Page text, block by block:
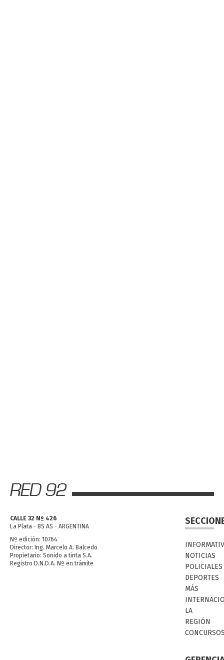
CALLE 32 Nº 426
La Plata - BS AS - ARGENTINA
Nº edición: 10764
Director: Ing. Marcelo A. Balcedo
Propietario: Sonido a tinta S.A.
Registro D.N.D.A. Nº en trámite
NOTICIAS
POLICIALES
DEPORTES
MÁS
LA
REGIÓN